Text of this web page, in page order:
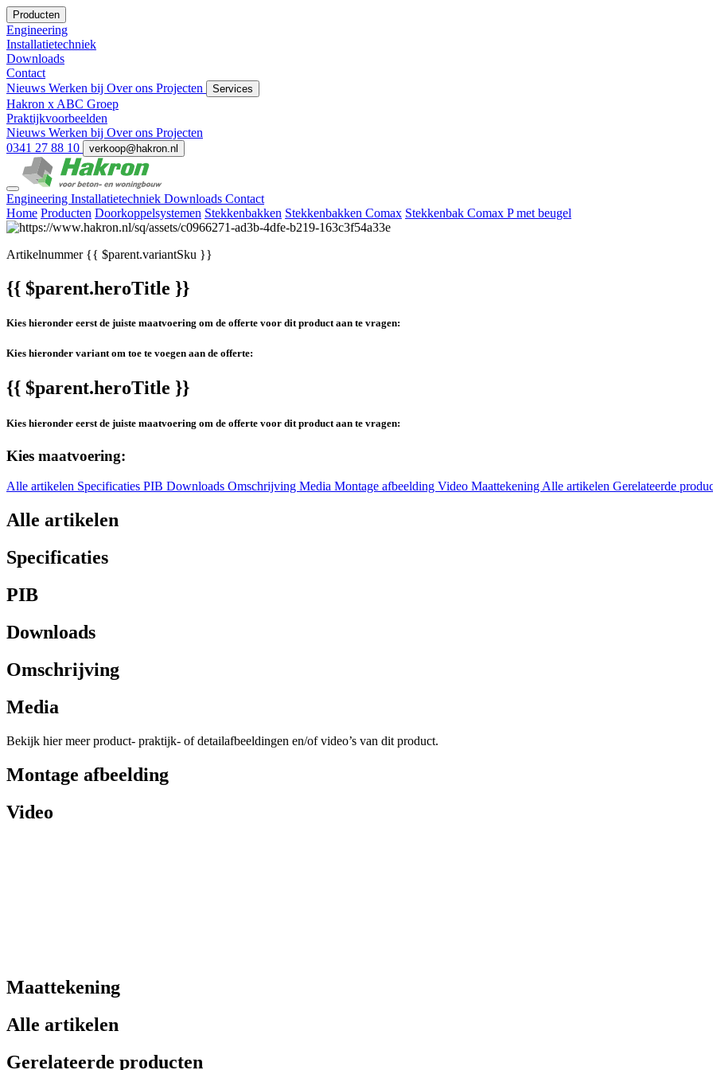
Producten
Engineering
Installatietechniek
Downloads
Contact
Nieuws Werken bij Over ons Projecten Services
Hakron x ABC Groep
Praktijkvoorbeelden
Nieuws Werken bij Over ons Projecten
0341 27 88 10
verkoop@hakron.nl
Engineering Installatietechniek Downloads Contact
Home Producten Doorkoppelsystemen Stekkenbakken Stekkenbakken Comax Stekkenbak Comax P met beugel
Artikelnummer{{ $parent.variantSku }}
{{ $parent.heroTitle }}
Kies hieronder eerst de juiste maatvoering om de offerte voor dit product aan te vragen:
Kies hieronder variant om toe te voegen aan de offerte:
{{ $parent.heroTitle }}
Kies hieronder eerst de juiste maatvoering om de offerte voor dit product aan te vragen:
Kies maatvoering:
Alle artikelen Specificaties PIB Downloads Omschrijving Media Montage afbeelding Video MaattekeningAlle artikelen Gerelateerde
Alle artikelen
Specificaties
PIB
Downloads
Omschrijving
Media
Bekijk hier meer product- praktijk- of detailafbeeldingen en/of video’s van dit product.
Montage afbeelding
Video
Maattekening
Alle artikelen
Gerelateerde producten